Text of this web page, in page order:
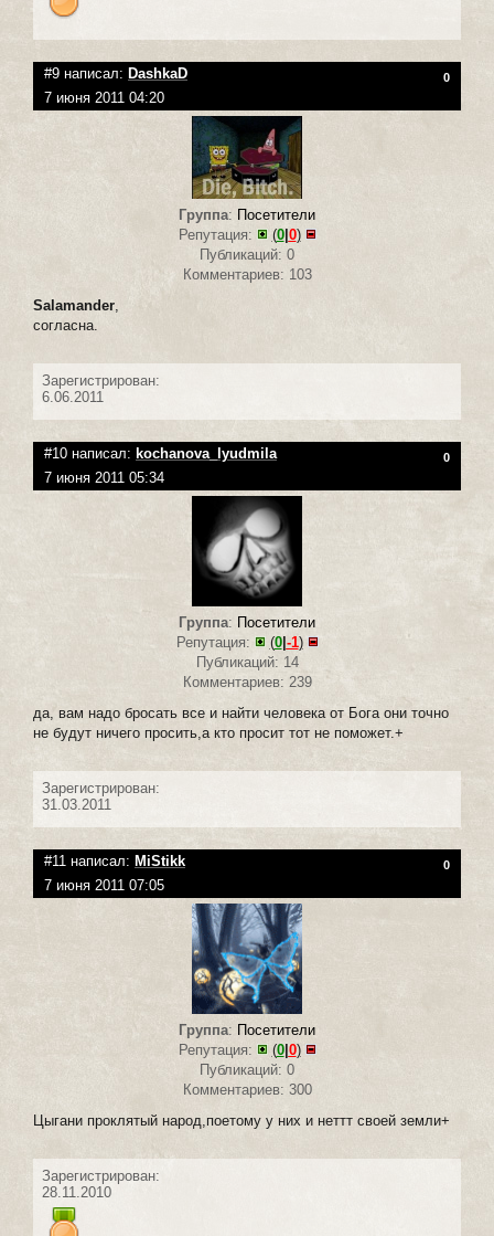
#9 написал: DashkaD 0
7 июня 2011 04:20
Группа: Посетители
Репутация:
(0| 0)
Публикаций: 0
Комментариев: 103
Salamander,
согласна.
Зарегистрирован:
6.06.2011
#10 написал: kochanova_lyudmila 0
7 июня 2011 05:34
Группа: Посетители
Репутация:
(0| -1)
Публикаций: 14
Комментариев: 239
да, вам надо бросать все и найти человека от Бога они точно
не будут ничего просить,а кто просит тот не поможет.+
Зарегистрирован:
31.03.2011
#11 написал: MiStikk 0
7 июня 2011 07:05
Группа: Посетители
Репутация:
(0| 0)
Публикаций: 0
Комментариев: 300
Цыгани проклятый народ,поетому у них и неттт своей земли+
Зарегистрирован:
28.11.2010